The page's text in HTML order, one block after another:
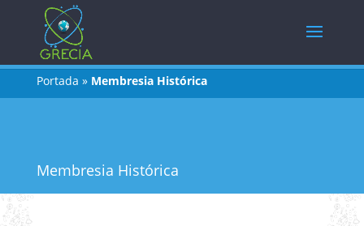
Portada » Membresia Histórica
Membresia Histórica